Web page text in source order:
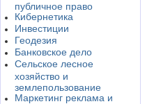
публичное право
Кибернетика
Инвестиции
Геодезия
Банковское дело
Сельское лесное
хозяйство и
землепользование
Маркетинг реклама и